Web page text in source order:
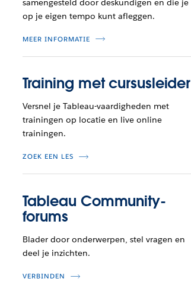
op je eigen tempo kunt afleggen.
MEER INFORMATIE
Training met cursusleider
Versnel je Tableau-vaardigheden met
trainingen op locatie en live online
trainingen.
ZOEK EEN LES
Tableau Community-
forums
Blader door onderwerpen, stel vragen en
deel je inzichten.
VERBINDEN